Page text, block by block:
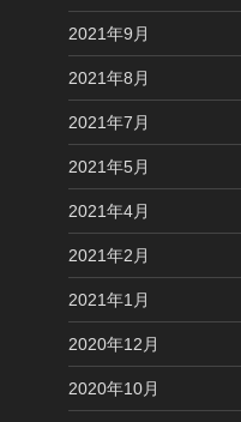
2021年9月
2021年8月
2021年7月
2021年5月
2021年4月
2021年2月
2021年1月
2020年12月
2020年10月